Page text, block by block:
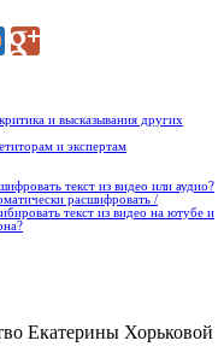
и высказывания других
и экспертам
текст из видео или аудио?
расшифровать /
текст из видео на ютубе и
Екатерины Хорьковой